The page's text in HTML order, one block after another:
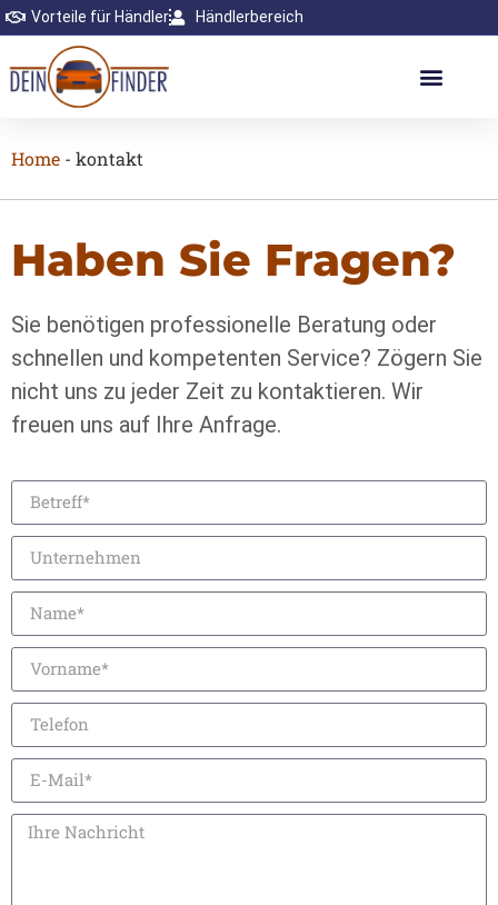
Vorteile für Händler Händlerbereich
Home - kontakt
Haben Sie Fragen?
Sie benötigen professionelle Beratung oder
schnellen und kompetenten Service? Zögern Sie
nicht uns zu jeder Zeit zu kontaktieren. Wir
freuen uns auf Ihre Anfrage.